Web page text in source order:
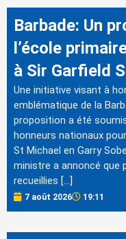
Barbade: Un
l’école
à Sir Garfield
Une initiative visant à
emblématique de la
proposition a été
honneurs nationaux
St Michael en Garry
ministre a annoncé que
recueillies […]
7 août 2026 19:11